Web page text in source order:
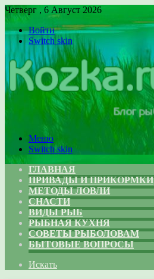
Четверг , 6 Август 2026
Войти
Switch skin
Меню
Switch skin
ГЛАВНАЯ
ПРИВАДЫ И ПРИКОРМКИ
МЕТОДЫ ЛОВЛИ
СНАСТИ
ВИДЫ РЫБ
РЫБНАЯ КУХНЯ
СОВЕТЫ РЫБОЛОВАМ
БЫТОВЫЕ ВОПРОСЫ
Искать